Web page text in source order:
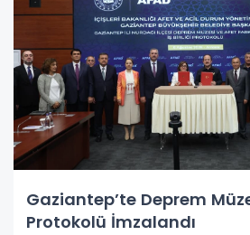
Gaziantep’te Deprem
Protokolü İmzalandı